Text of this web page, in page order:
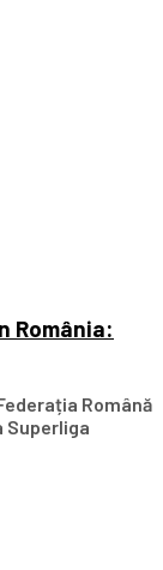
România:
Română